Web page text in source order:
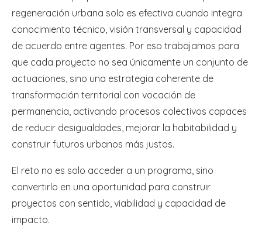
regeneración urbana solo es efectiva cuando integra
conocimiento técnico, visión transversal y capacidad
de acuerdo entre agentes. Por eso trabajamos para
que cada proyecto no sea únicamente un conjunto de
actuaciones, sino una estrategia coherente de
transformación territorial con vocación de
permanencia, activando procesos colectivos capaces
de reducir desigualdades, mejorar la habitabilidad y
construir futuros urbanos más justos.
El reto no es solo acceder a un programa, sino
convertirlo en una oportunidad para construir
proyectos con sentido, viabilidad y capacidad de
impacto.